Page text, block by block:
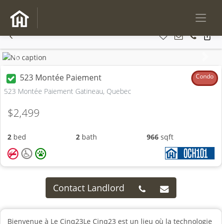
Previous
523 Montée Paiement Condo
523 Montée Paiement Gatineau, Quebec
$2,499
2 bed 2 bath 966 sqft
Contact Landlord
Bienvenue à Le Cinq23Le Cinq23 est un lieu où la technologie